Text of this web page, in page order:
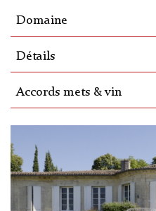
Domaine
Détails
Accords mets & vin